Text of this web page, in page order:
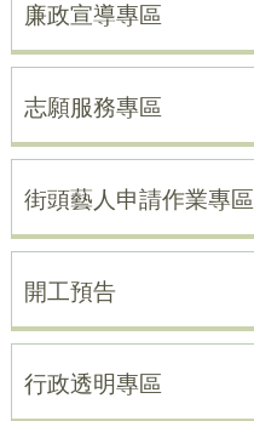
廉政宣導專區
志願服務專區
街頭藝人申請作業專區
開工預告
行政透明專區